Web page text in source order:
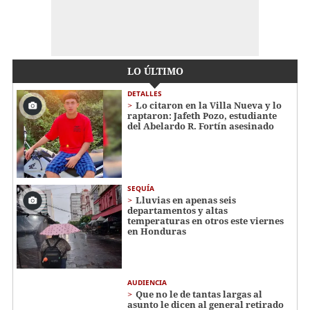
LO ÚLTIMO
DETALLES
Lo citaron en la Villa Nueva y lo
raptaron: Jafeth Pozo, estudiante
del Abelardo R. Fortín asesinado
SEQUÍA
Lluvias en apenas seis
departamentos y altas
temperaturas en otros este viernes
en Honduras
AUDIENCIA
Que no le de tantas largas al
asunto le dicen al general retirado